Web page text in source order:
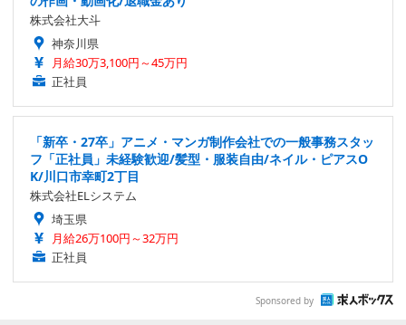
株式会社大斗
神奈川県
月給30万3,100円～45万円
正社員
「新卒・27卒」アニメ・マンガ制作会社での一般事務スタッ
フ「正社員」未経験歓迎/髪型・服装自由/ネイル・ピアスO
K/川口市幸町2丁目
株式会社ELシステム
埼玉県
月給26万100円～32万円
正社員
Sponsored by